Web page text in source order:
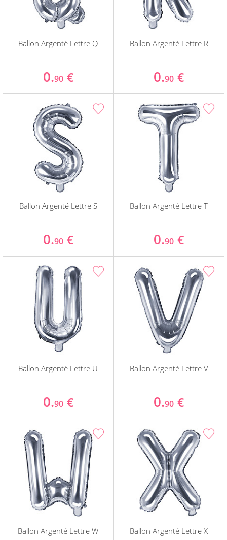
Ballon Argenté Lettre Q
0.90 €
Ballon Argenté Lettre R
0.90 €
Ballon Argenté Lettre S
0.90 €
Ballon Argenté Lettre T
0.90 €
Ballon Argenté Lettre U
0.90 €
Ballon Argenté Lettre V
0.90 €
Ballon Argenté Lettre W Ballon Argenté Lettre X